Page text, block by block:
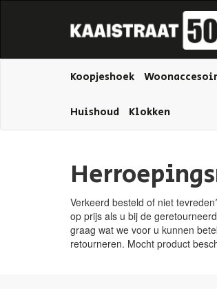
Koopjeshoek
Huishoud Klokken
Verkeerd besteld of niet
op prijs als u bij de
graag wat we voor u kunnen
retourneren. Mocht product